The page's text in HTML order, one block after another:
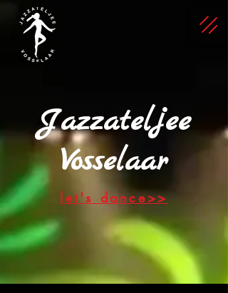
Jazzateljee
Vosselaar
let's dance>>